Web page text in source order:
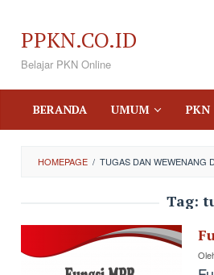
konten
PPKN.CO.ID
Belajar PKN Online
BERANDA UMUM PKN
HOMEPAGE / TUGAS DAN WEWENANG
Tag: